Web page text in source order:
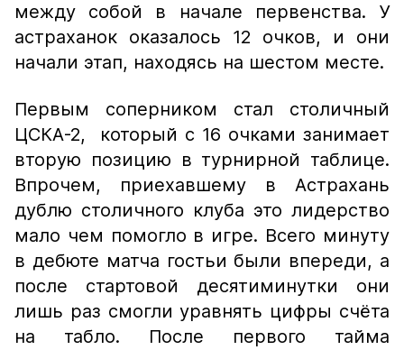
между собой в начале первенства. У
астраханок оказалось 12 очков, и они
начали этап, находясь на шестом месте.
Первым соперником стал столичный
ЦСКА-2, который с 16 очками занимает
вторую позицию в турнирной таблице.
Впрочем, приехавшему в Астрахань
дублю столичного клуба это лидерство
мало чем помогло в игре. Всего минуту
в дебюте матча гостьи были впереди, а
после стартовой десятиминутки они
лишь раз смогли уравнять цифры счёта
на табло. После первого тайма